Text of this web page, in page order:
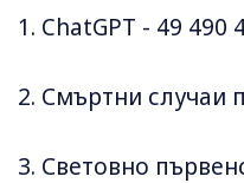
1. ChatGPT - 49 490
2. Смъртни случаи
3. Световно